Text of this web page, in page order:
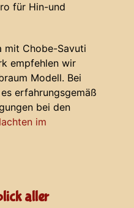
für Hin-und
mit Chobe-Savuti
empfehlen wir
Modell. Bei
erfahrungsgemäß
bei den
im
aller